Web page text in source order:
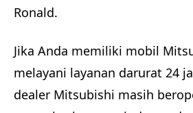
Ronald.
Jika Anda memiliki mobil
melayani layanan darurat 24
dealer Mitsubishi masih